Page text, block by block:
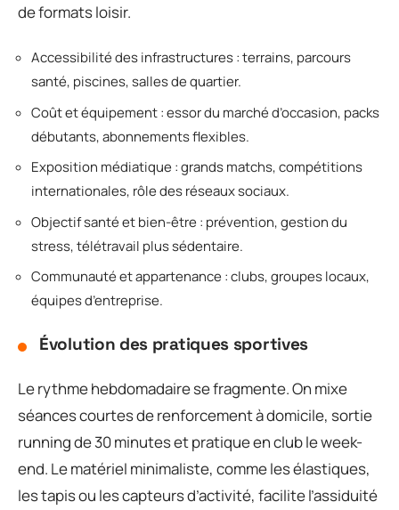
de formats loisir.
Accessibilité des infrastructures : terrains, parcours
santé, piscines, salles de quartier.
Coût et équipement : essor du marché d’occasion, packs
débutants, abonnements flexibles.
Exposition médiatique : grands matchs, compétitions
internationales, rôle des réseaux sociaux.
Objectif santé et bien-être : prévention, gestion du
stress, télétravail plus sédentaire.
Communauté et appartenance : clubs, groupes locaux,
équipes d’entreprise.
Évolution des pratiques sportives
Le rythme hebdomadaire se fragmente. On mixe
séances courtes de renforcement à domicile, sortie
running de 30 minutes et pratique en club le week-
end. Le matériel minimaliste, comme les élastiques,
les tapis ou les capteurs d’activité, facilite l’assiduité